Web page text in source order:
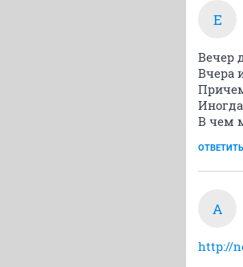
E
Вечер
Вчера
В чем
ОТВЕТИТЬ
A
http://